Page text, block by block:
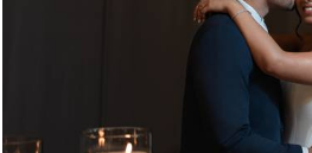
175